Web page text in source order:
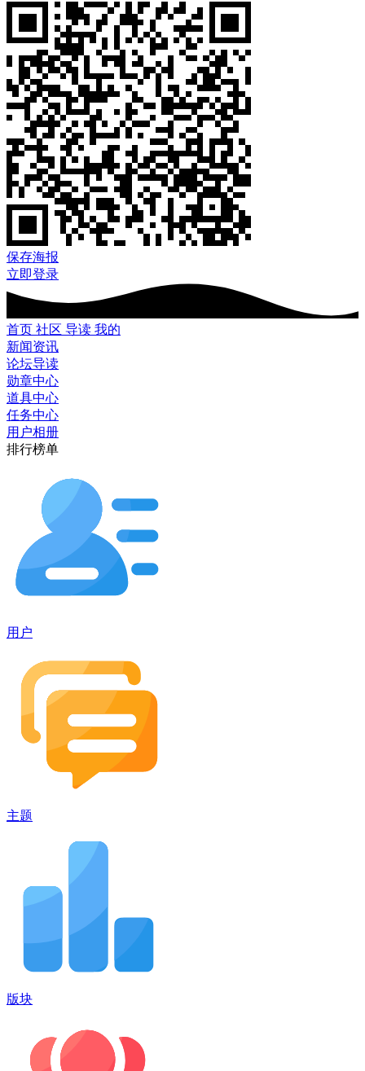
保存海报
立即登录
首页 社区 导读 我的
新闻资讯
论坛导读
勋章中心
道具中心
任务中心
用户相册
排行榜单
用户
主题
版块